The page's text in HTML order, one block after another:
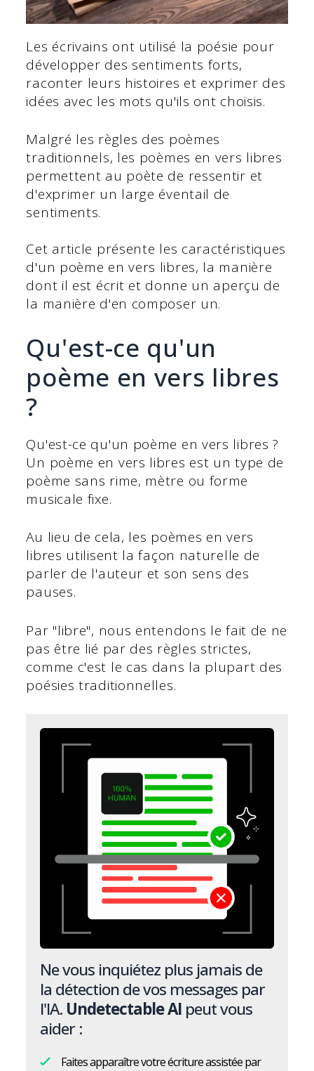
Les écrivains ont utilisé la poésie pour
développer des sentiments forts,
raconter leurs histoires et exprimer des
idées avec les mots qu'ils ont choisis.
Malgré les règles des poèmes
traditionnels, les poèmes en vers libres
permettent au poète de ressentir et
d'exprimer un large éventail de
sentiments.
Cet article présente les caractéristiques
d'un poème en vers libres, la manière
dont il est écrit et donne un aperçu de
la manière d'en composer un.
Qu'est-ce qu'un
poème en vers libres
?
Qu'est-ce qu'un poème en vers libres ?
Un poème en vers libres est un type de
poème sans rime, mètre ou forme
musicale fixe.
Au lieu de cela, les poèmes en vers
libres utilisent la façon naturelle de
parler de l'auteur et son sens des
pauses.
Par "libre", nous entendons le fait de ne
pas être lié par des règles strictes,
comme c'est le cas dans la plupart des
poésies traditionnelles.
Ne vous inquiétez plus jamais de
la détection de vos messages par
l'IA. Undetectable AI peut vous
aider :
Faites apparaître votre écriture assistée par